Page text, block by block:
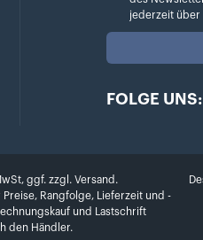
jederzeit über
FOLGE UNS:
ggf. zzgl. Versand.
Rangfolge, Lieferzeit und -
und Lastschrift
den Händler.